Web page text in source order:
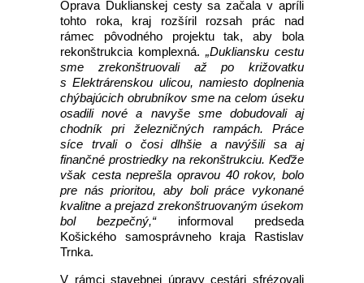
Oprava Duklianskej cesty sa začala v apríli
tohto roka, kraj rozšíril rozsah prác nad
rámec pôvodného projektu tak, aby bola
rekonštrukcia komplexná. „Dukliansku cestu
sme zrekonštruovali až po križovatku
s Elektrárenskou ulicou, namiesto doplnenia
chýbajúcich obrubníkov sme na celom úseku
osadili nové a navyše sme dobudovali aj
chodník pri železničných rampách. Práce
síce trvali o čosi dlhšie a navýšili sa aj
finančné prostriedky na rekonštrukciu. Keďže
však cesta neprešla opravou 40 rokov, bolo
pre nás prioritou, aby boli práce vykonané
kvalitne a prejazd zrekonštruovaným úsekom
bol bezpečný,“ informoval predseda
Košického samosprávneho kraja Rastislav
Trnka.
V rámci stavebnej úpravy cestári sfrézovali